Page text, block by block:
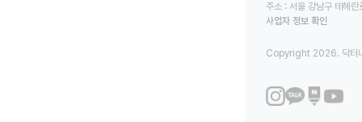
주소 : 서울 강남구 테헤
사업자 정보 확인
Copyright 2026. 닥터